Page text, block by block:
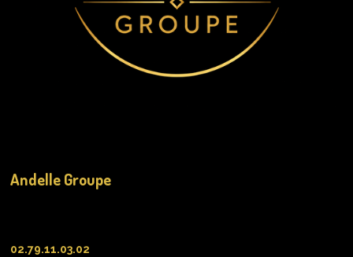
Andelle Groupe
02.79.11.03.02